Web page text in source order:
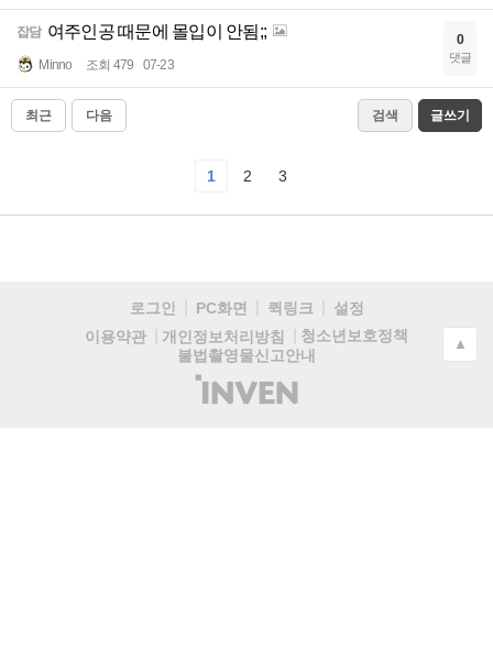
잡담 여주인공 때문에 몰입이 안됨;;
Minno 조회 479 07-23
0
댓글
최근 다음 검색 글쓰기
1 2 3
로그인 PC화면 퀵링크
설정
이용약관
개인정보처리방침
청소년보호정책
불법촬영물신고안내
(주)
인
▲